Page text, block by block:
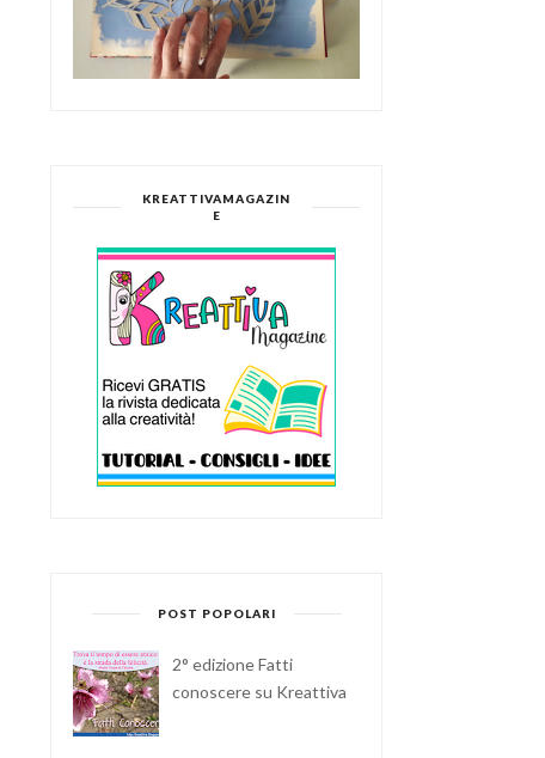
KREATTIVAMAGAZIN
E
POST POPOLARI
2° edizione Fatti
conoscere su Kreattiva